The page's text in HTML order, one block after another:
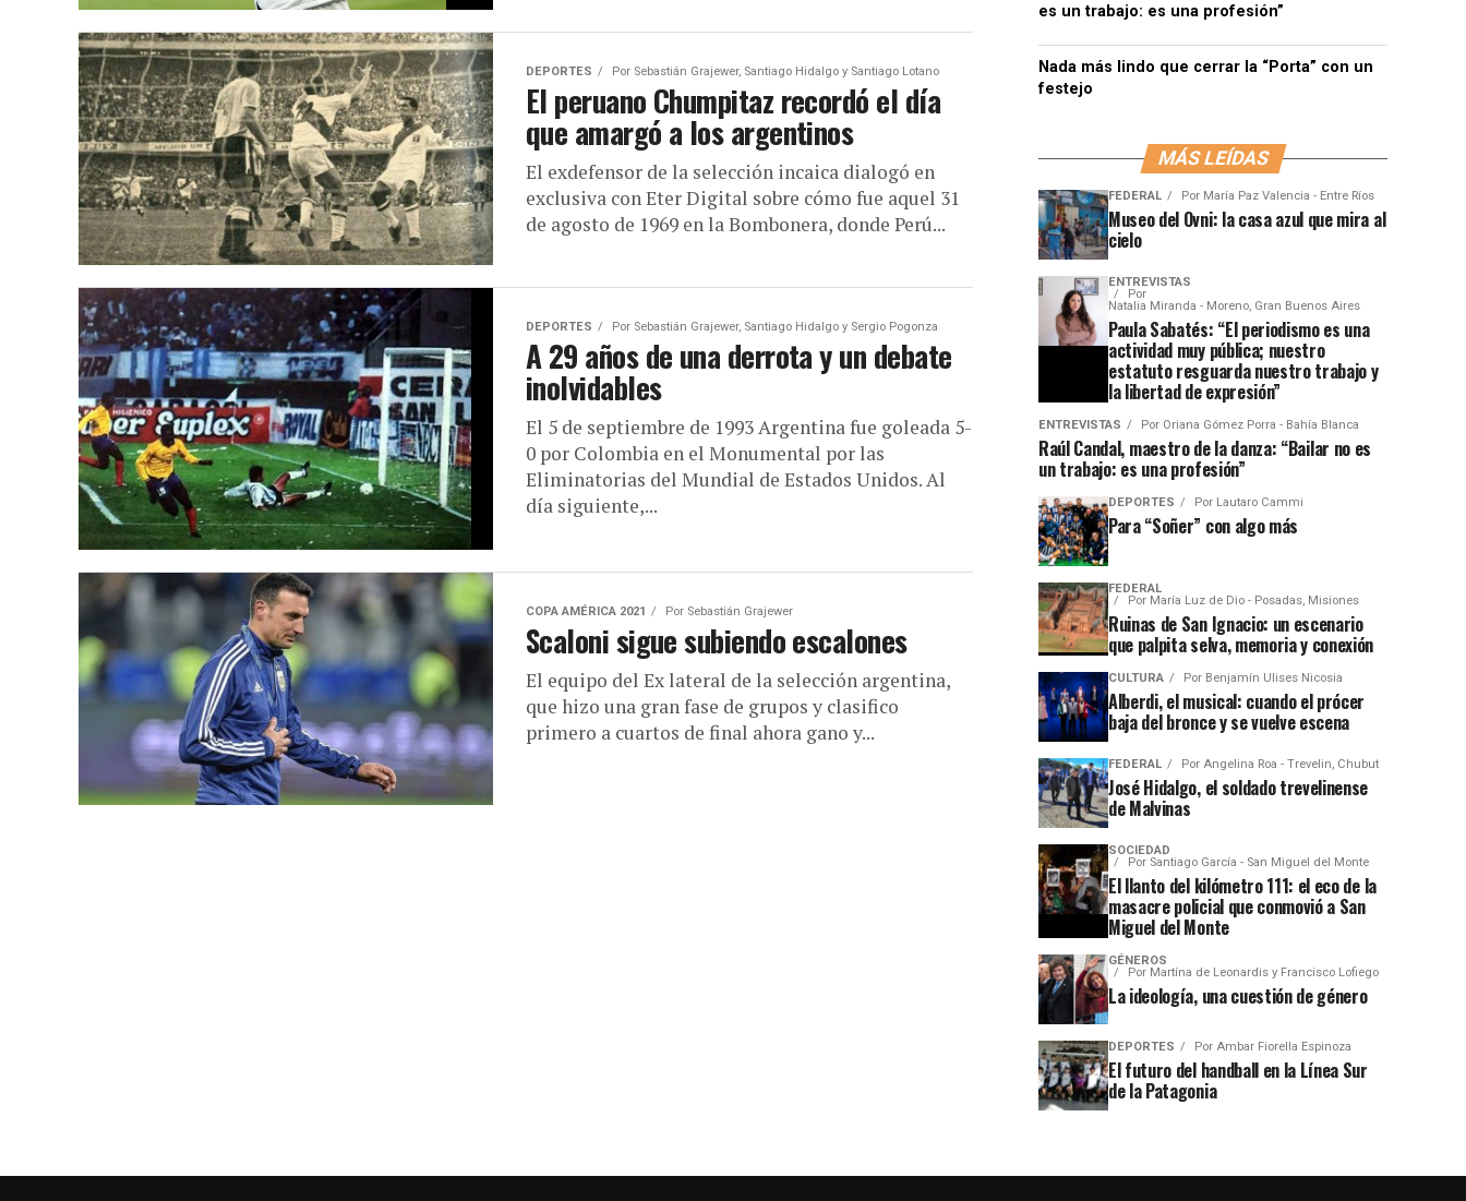
DEPORTES Por Sebastián Grajewer, Santiago Hidalgo y Santiago Lotano
El peruano Chumpitaz recordó el día
que amargó a los argentinos
El exdefensor de la selección incaica dialogó en
exclusiva con Eter Digital sobre cómo fue aquel 31
de agosto de 1969 en la Bombonera, donde Perú...
DEPORTES Por Sebastián Grajewer, Santiago Hidalgo y Sergio Pogonza
A 29 años de una derrota y un debate
inolvidables
El 5 de septiembre de 1993 Argentina fue goleada 5-
0 por Colombia en el Monumental por las
Eliminatorias del Mundial de Estados Unidos. Al
día siguiente,...
COPA AMÉRICA 2021 Por Sebastián Grajewer
Scaloni sigue subiendo escalones
El equipo del Ex lateral de la selección argentina,
que hizo una gran fase de grupos y clasifico
primero a cuartos de final ahora gano y...
es un trabajo: es una profesión”
Nada más lindo que cerrar la “Porta” con un
festejo
MÁS LEÍDAS
FEDERAL Por María Paz Valencia - Entre Ríos
Museo del Ovni: la casa azul que mira al
cielo
ENTREVISTAS
Por
Natalia Miranda - Moreno, Gran Buenos Aires
Paula Sabatés: “El periodismo es una
actividad muy pública; nuestro
estatuto resguarda nuestro trabajo y
la libertad de expresión”
ENTREVISTAS Por Oriana Gómez Porra - Bahía Blanca
Raúl Candal, maestro de la danza: “Bailar no es
un trabajo: es una profesión”
DEPORTES Por Lautaro Cammi
Para “Soñer” con algo más
FEDERAL
Por María Luz de Dio - Posadas, Misiones
Ruinas de San Ignacio: un escenario
que palpita selva, memoria y conexión
CULTURA Por Benjamín Ulises Nicosia
Alberdi, el musical: cuando el prócer
baja del bronce y se vuelve escena
FEDERAL Por Angelina Roa - Trevelin, Chubut
José Hidalgo, el soldado trevelinense
de Malvinas
SOCIEDAD
Por Santiago García - San Miguel del Monte
El llanto del kilómetro 111: el eco de la
masacre policial que conmovió a San
Miguel del Monte
GÉNEROS
Por Martína de Leonardis y Francisco Lofiego
La ideología, una cuestión de género
DEPORTES Por Ambar Fiorella Espinoza
El futuro del handball en la Línea Sur
de la Patagonia